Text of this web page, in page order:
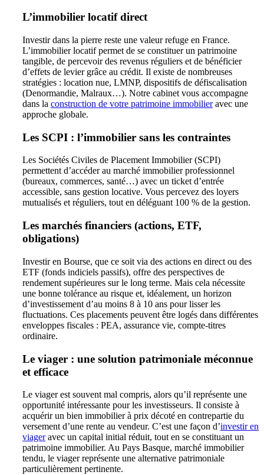
L’immobilier locatif direct
Investir dans la pierre reste une valeur refuge en France.
L’immobilier locatif permet de se constituer un patrimoine
tangible, de percevoir des revenus réguliers et de bénéficier
d’effets de levier grâce au crédit. Il existe de nombreuses
stratégies : location nue, LMNP, dispositifs de défiscalisation
(Denormandie, Malraux…). Notre cabinet vous accompagne
dans la construction de votre patrimoine immobilieravec une
approche globale.
Les SCPI : l’immobilier sans les contraintes
Les Sociétés Civiles de Placement Immobilier (SCPI)
permettent d’accéder au marché immobilier professionnel
(bureaux, commerces, santé…) avec un ticket d’entrée
accessible, sans gestion locative. Vous percevez des loyers
mutualisés et réguliers, tout en déléguant 100 % de la gestion.
Les marchés financiers (actions, ETF,
obligations)
Investir en Bourse, que ce soit via des actions en direct ou des
ETF (fonds indiciels passifs), offre des perspectives de
rendement supérieures sur le long terme. Mais cela nécessite
une bonne tolérance au risque et, idéalement, un horizon
d’investissement d’au moins 8 à 10 ans pour lisser les
fluctuations. Ces placements peuvent être logés dans différentes
enveloppes fiscales : PEA, assurance vie, compte-titres
ordinaire.
Le viager : une solution patrimoniale méconnue
et efficace
Le viager est souvent mal compris, alors qu’il représente une
opportunité intéressante pour les investisseurs. Il consiste à
acquérir un bien immobilier à prix décoté en contrepartie du
versement d’une rente au vendeur. C’est une façon d’investir en
viageravec un capital initial réduit, tout en se constituant un
patrimoine immobilier. Au Pays Basque, marché immobilier
tendu, le viager représente une alternative patrimoniale
particulièrement pertinente.